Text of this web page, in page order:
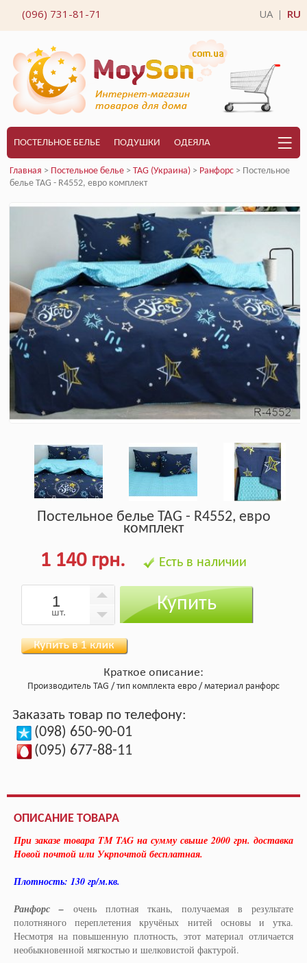
(096) 731-81-71 UA RU
ПОСТЕЛЬНОЕ БЕЛЬЕ ПОДУШКИ ОДЕЯЛА
Главная > Постельное белье > TAG (Украина) > Ранфорс > Постельное
белье TAG - R4552, евро комплект
Постельное белье TAG - R4552, евро
комплект
1 140 грн. Есть в наличии
шт. Купить
Краткое описание:
Производитель TAG тип комплекта евро материал ранфорс
Заказать товар по телефону:
(098) 650-90-01
(095) 677-88-11
ОПИСАНИЕ ТОВАРА
При заказе товара TM TAG на сумму свыше 2000 грн. доставка
Новой почтой или Укрпочтой бесплатная.
Плотность: 130 гр/м.кв.
Ранфорс – очень плотная ткань, получаемая в результате
полотняного переплетения кручёных нитей основы и утка.
Несмотря на повышенную плотность, этот материал отличается
необыкновенной мягкостью и шелковистой фактурой.